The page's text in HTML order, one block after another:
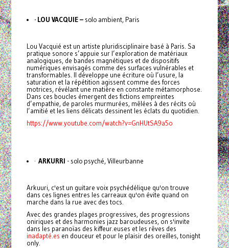
· LOU VACQUIE –solo ambient, Paris
Lou Vacquié est un artiste pluridisciplinaire basé à Paris. Sa
pratique sonore s’appuie sur l’exploration de matériaux
analogiques, de bandes magnétiques et de dispositifs
numériques envisagés comme des surfaces vulnérables et
transformables. Il développe une écriture où l’usure, la
saturation et la répétition agissent comme des forces
motrices, révélant une matière en constante métamorphose.
Dans ces boucles émergent des fictions empreintes
d’empathie, de paroles murmurées, mêlées à des récits où
l’amitié et les liens délicats dessinent les éclats du quotidien.
https://www.youtube.com/watch?v=GnHUtSA9a5o
· ARKURRI - solo psyché, Villeurbanne
Arkuuri, c'est un guitare voix psychédélique qu'on trouve
dans ces lignes entres les carreaux qu'on évite quand on
marche dans la rue avec des tocs.
Avec des grandes plages progressives, des progressions
oniriques et des harmonies jazz baroudeuses, on s'invite
dans les paranoïas des kiffeur.euses et les rêves des
inadapté.es en douceur et pour le plaisir des oreilles, tonight
only.